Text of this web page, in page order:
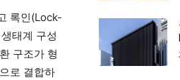
록인(Lock-
태계 구성
구조가 형
로 결합하